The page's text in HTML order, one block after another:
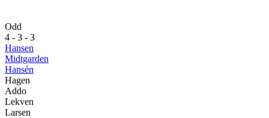
Odd
4 - 3 - 3
Hansen
Midtgarden
Hansén
Hagen
Addo
Lekven
Larsen